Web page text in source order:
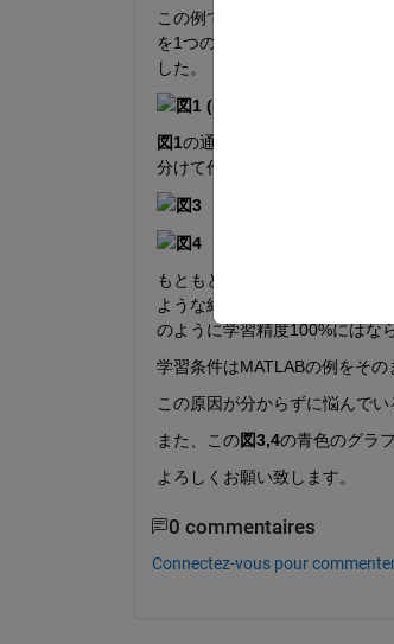
この例ではもともとスマート
を1つのデータにしています。
した。
図1 (5動作6個の加速度データ)
図1の通りにセル配列として5
分けて作成し、ネットワーク
図3
図4
もともとこの例にあったような
ような結果になり、学習精度は
のように学習精度100%にはな
学習条件はMATLABの例をそ
この原因が分からずに悩んで
また、この図3,4の青色のグラ
よろしくお願い致します。
0 commentaires
Connectez-vous pour